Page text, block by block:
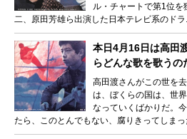
ル・チャートで第1位
二、原田芳雄ら出演した日本テレビ系のドラ
本日4月16日は高田
らどんな歌を歌うの
高田渡さんがこの世を
は、ぼくらの国は、世
なっていくばかりだ。
たら、このとんでもない、腐りきってしま